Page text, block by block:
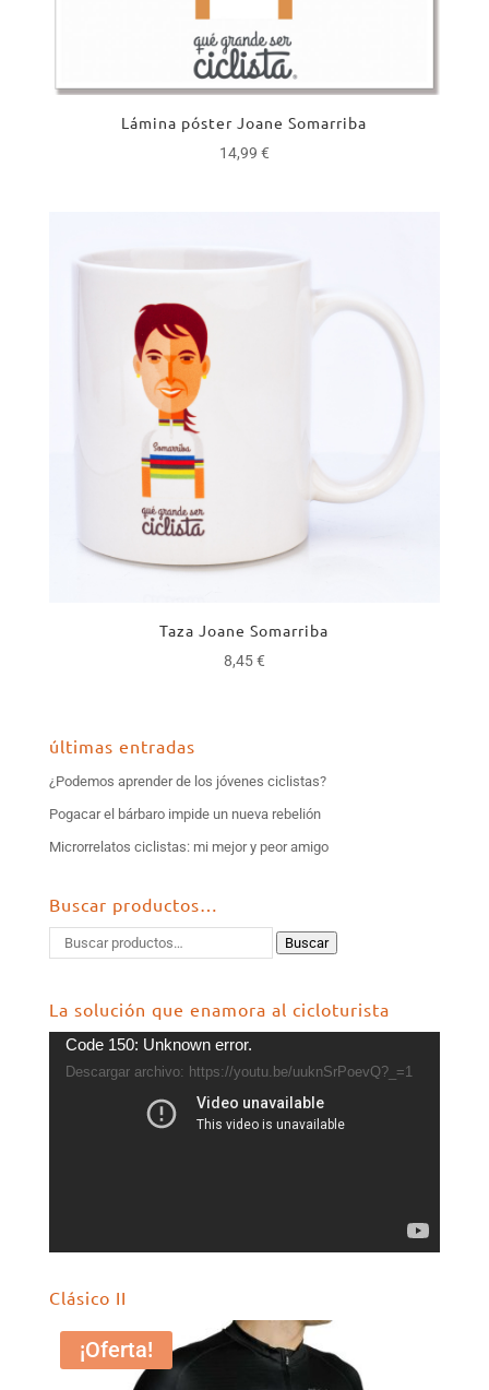
Lámina póster Joane Somarriba
14,99 €
Taza Joane Somarriba
8,45€
últimas entradas
¿Podemos aprender de los jóvenes ciclistas?
Pogacar el bárbaro impide un nueva rebelión
Microrrelatos ciclistas: mi mejor y peor amigo
Buscar productos…
Buscar
La solución que enamora al cicloturista
Reproductor
Code 150: Unknown error.
Descargar archivo: https://youtu.be/uuknSrPoevQ?_=1
Clásico II
¡Oferta!